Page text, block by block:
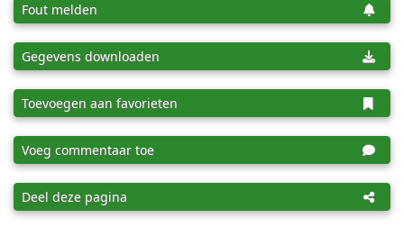
Fout melden
Gegevens downloaden
Toevoegen aan favorieten
Voeg commentaar toe
Deel deze pagina